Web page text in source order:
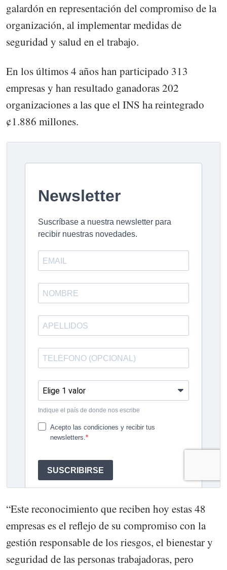
galardón en representación del compromiso de la
organización, al implementar medidas de
seguridad y salud en el trabajo.
En los últimos 4 años han participado 313
empresas y han resultado ganadoras 202
organizaciones a las que el INS ha reintegrado
¢1.886 millones.
“Este reconocimiento que reciben hoy estas 48
empresas es el reflejo de su compromiso con la
gestión responsable de los riesgos, el bienestar y
seguridad de las personas trabajadoras, pero